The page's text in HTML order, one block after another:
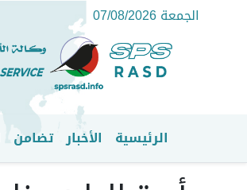
الجمعة 07/08/2026
القائمة الرئيسية
الرئيسية الأخبار تضامن